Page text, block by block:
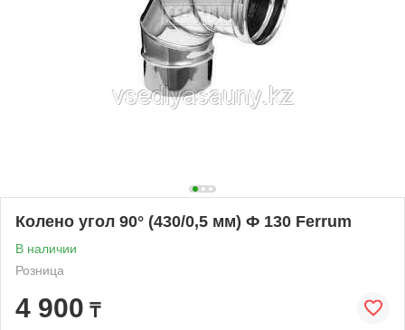
Колено угол 90° (430/0,5 мм) Ф 130 Ferrum
В наличии
Розница
4 900 ₸